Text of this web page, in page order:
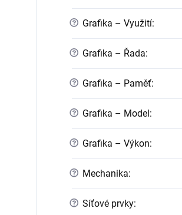
? Grafika – Využití:
? Grafika – Řada:
? Grafika – Paměť:
? Grafika – Model :
? Grafika – Výkon:
? Mechanika:
? Síťové prvky: